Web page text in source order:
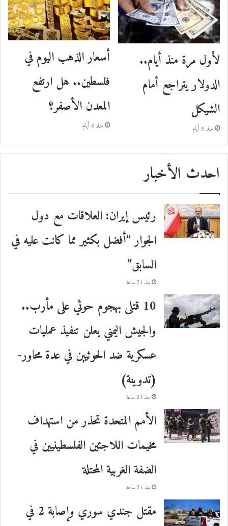
لأول مرة منذ أيام..
الدولار يتراجع أمام
الشيكل
منذ 5 أيام
أسعار الذهب اليوم في
فلسطين.. هل ارتفع
المعدن الأصفر؟
منذ 6 أيام
احدث الأخبار
رئيس إيران: العلاقات مع دول
الجوار “أفضل بكثير مما كانت عليه في
السابق”
منذ 21 ساعة
10 قتلى بهجوم حوثي على مأرب..
والجيش اليمني يعلن تنفيذ عمليات
عسكرية ضد الحوثيين في عدة محاور-
(تدوينة)
منذ 21 ساعة
الأمم المتحدة تحذر من استهداف
مخيمات اللاجئين الفلسطينيين في
الضفة الغربية المحتلة
منذ 21 ساعة
مقتل جندي سوري وإصابة 2 في